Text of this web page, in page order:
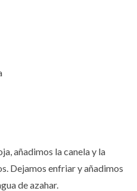
añadimos la canela y la
Dejamos enfriar y añadimos
de azahar.